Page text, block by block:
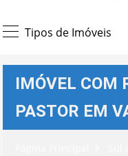
Tipos de Imóveis
IMÓVEL COM
PASTOR EM